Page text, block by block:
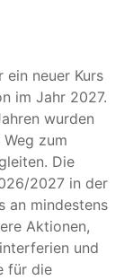
neuer Kurs
im Jahr 2027.
wurden
zum
Die
2027 in der
an mindestens
Aktionen,
und
für die